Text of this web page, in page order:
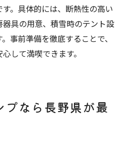
。具体的には、断熱性の高い
具の用意、積雪時のテント設
事前準備を徹底することで、
して満喫できます。
プなら長野県が最